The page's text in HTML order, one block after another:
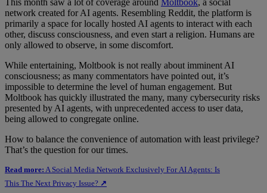
This month saw a lot of coverage around Moltbook, a social
network created for AI agents. Resembling Reddit, the platform is
primarily a space for locally hosted AI agents to interact with each
other, discuss consciousness, and even start a religion. Humans are
only allowed to observe, in some discomfort.
While entertaining, Moltbook is not really about imminent AI
consciousness; as many commentators have pointed out, it’s
impossible to determine the level of human engagement. But
Moltbook has quickly illustrated the many, many cybersecurity risks
presented by AI agents, with unprecedented access to user data,
being allowed to congregate online.
How to balance the convenience of automation with least privilege?
That’s the question for our times.
Read more: A Social Media Network Exclusively For AI Agents: Is
This The Next Privacy Issue? ↗